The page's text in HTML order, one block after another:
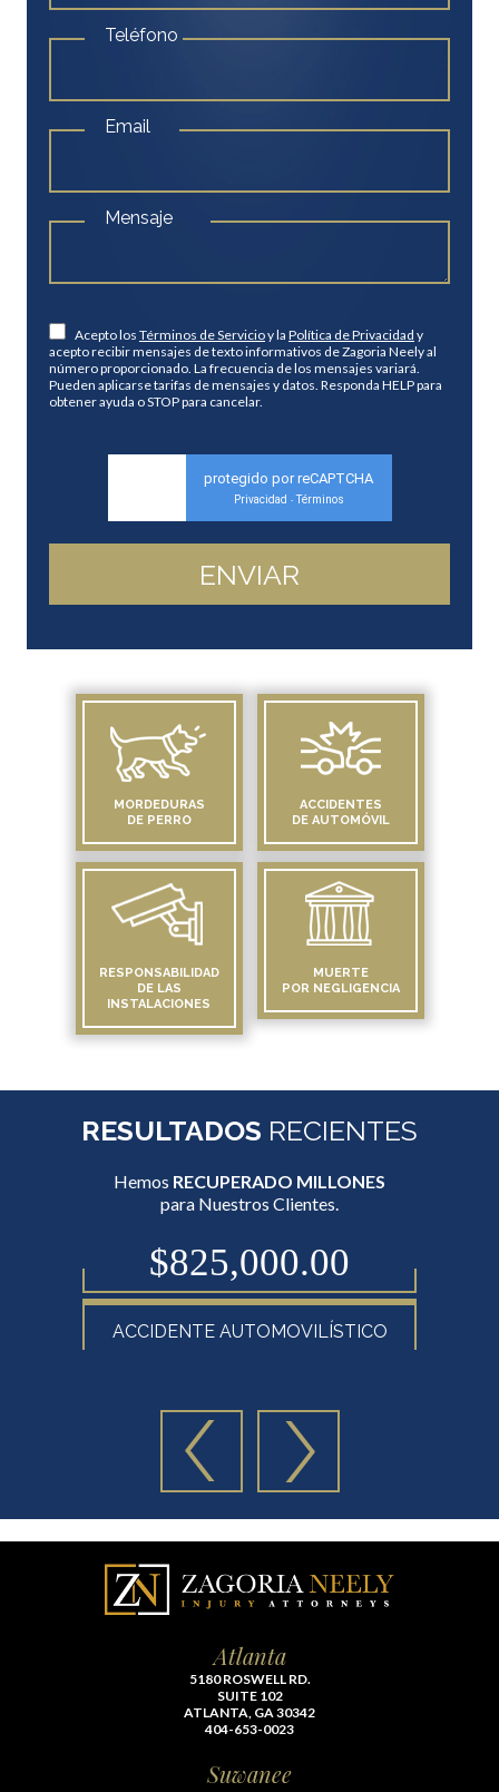
Teléfono
Email
Mensaje
Acepto los Términos de Servicioy la Política de Privacidad y
acepto recibir mensajes de texto informativos de Zagoria Neely al
número proporcionado. La frecuencia de los mensajes variará.
Pueden aplicarse tarifas de mensajes y datos. Responda HELP para
obtener ayuda o STOP para cancelar.
protegido por reCAPTCHA
Privacidad - Términos
MORDEDURAS
DE PERRO
ACCIDENTES
DE AUTOMÓVIL
RESPONSABILIDAD
DE LAS
INSTALACIONES
MUERTE
POR NEGLIGENCIA
RESULTADOS RECIENTES
Hemos RECUPERADO MILLONES
para Nuestros Clientes.
$825,000.00
ACCIDENTE AUTOMOVILÍSTICO
Atlanta
5180 ROSWELL RD.
SUITE 102
ATLANTA, GA 30342
404-653-0023
Suwanee